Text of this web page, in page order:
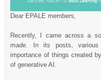
Dear EPALE members,
Recently, I came across a
made. In its posts, various
importance of things created
of generative AI.